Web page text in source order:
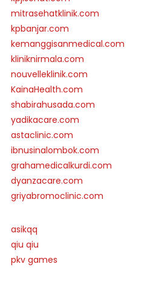
mitrasehatklinik.com
kpbanjar.com
kemanggisanmedical.com
kliniknirmala.com
nouvelleklinik.com
KainaHealth.com
shabirahusada.com
yadikacare.com
astaclinic.com
ibnusinalombok.com
grahamedicalkurdi.com
dyanzacare.com
griyabromoclinic.com
asikqq
qiu qiu
pkv games